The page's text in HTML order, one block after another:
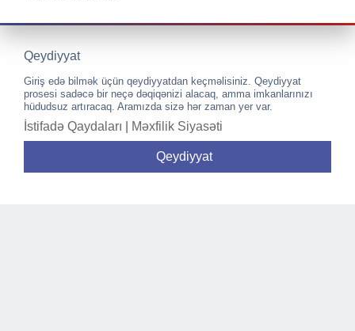
Qeydiyyat
Giriş edə bilmək üçün qeydiyyatdan keçməlisiniz. Qeydiyyat
prosesi sadəcə bir neçə dəqiqənizi alacaq, amma imkanlarınızı
hüdudsuz artıracaq. Aramızda sizə hər zaman yer var.
İstifadə Qaydaları Məxfilik Siyasəti
Qeydiyyat